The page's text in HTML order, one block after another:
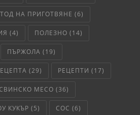
НА ПРИГОТВЯНЕ (6)
(4) ПОЛЕЗНО (14)
ПЪРЖОЛА (19)
(29) РЕЦЕПТИ (17)
МЕСО (36)
КУКЪР (5) СОС (6)